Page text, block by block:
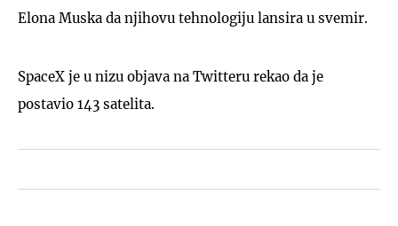
Elona Muska da njihovu tehnologiju lansira u svemir.
SpaceX je u nizu objava na Twitteru rekao da je
postavio 143 satelita.